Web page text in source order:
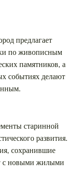
предлагает
по живописным
памятников, а
событиях делают
старинной
развития.
сохранившие
с новыми жилыми